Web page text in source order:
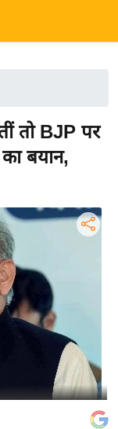
तो BJP पर
बयान,